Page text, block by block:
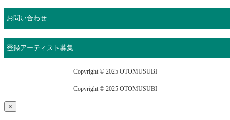
お問い合わせ
登録アーティスト募集
Copyright © 2025 OTOMUSUBI
Copyright © 2025 OTOMUSUBI
×